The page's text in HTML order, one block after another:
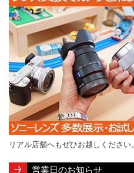
リアル店舗へもぜひお越しください。
営業日のお知らせ